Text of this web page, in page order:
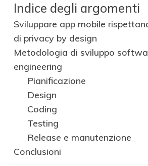
Indice degli argomenti
Sviluppare app mobile
di privacy by design
Metodologia di sviluppo
engineering
Pianificazione
Design
Coding
Testing
Release e manutenzione
Conclusioni